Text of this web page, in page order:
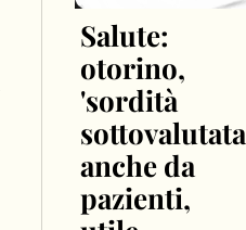
Salute:
otorino,
'sordità
sottovalutata
anche da
pazienti,